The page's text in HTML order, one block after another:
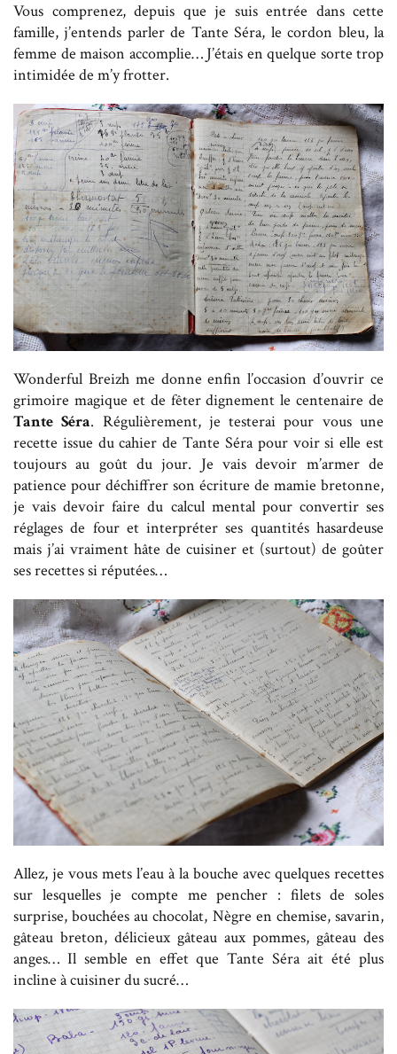
Vous comprenez, depuis que je suis entrée dans cette
famille, j’entends parler de Tante Séra, le cordon bleu, la
femme de maison accomplie… J’étais en quelque sorte trop
intimidée de m’y frotter.
Wonderful Breizh me donne enfin l’occasion d’ouvrir ce
grimoire magique et de fêter dignement le centenaire de
Tante Séra. Régulièrement, je testerai pour vous une
recette issue du cahier de Tante Séra pour voir si elle est
toujours au goût du jour. Je vais devoir m’armer de
patience pour déchiffrer son écriture de mamie bretonne,
je vais devoir faire du calcul mental pour convertir ses
réglages de four et interpréter ses quantités hasardeuse
mais j’ai vraiment hâte de cuisiner et (surtout) de goûter
ses recettes si réputées…
Allez, je vous mets l’eau à la bouche avec quelques recettes
sur lesquelles je compte me pencher : filets de soles
surprise, bouchées au chocolat, Nègre en chemise, savarin,
gâteau breton, délicieux gâteau aux pommes, gâteau des
anges… Il semble en effet que Tante Séra ait été plus
incline à cuisiner du sucré…